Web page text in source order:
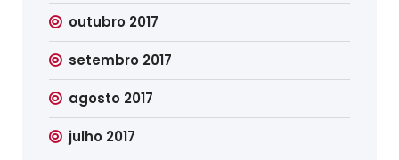
outubro 2017
setembro 2017
agosto 2017
julho 2017